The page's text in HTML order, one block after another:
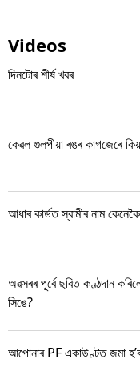
Videos
দিনটোৰ শীৰ্ষ খবৰ
কেৱল গুলপীয়া ৰঙৰ কাগজেৰে
আধাৰ কাৰ্ডত স্বামীৰ নাম
অৱসৰৰ পূৰ্বে ছবিত কণ্ঠদান
সিঙে?
আপোনাৰ PF একাউণ্টত জমা হ’ব